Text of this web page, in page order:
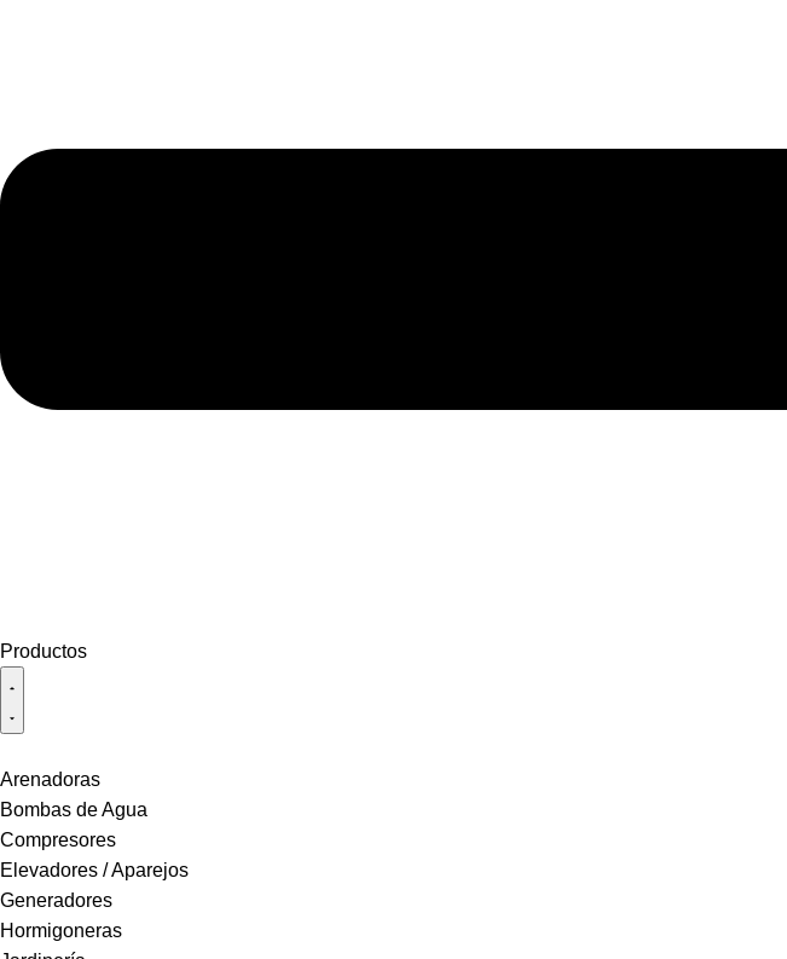
Productos
Arenadoras
Bombas de Agua
Compresores
Elevadores / Aparejos
Generadores
Hormigoneras